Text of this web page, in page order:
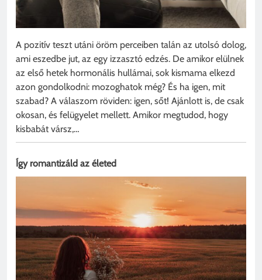
A pozitív teszt utáni öröm perceiben talán az utolsó dolog,
ami eszedbe jut, az egy izzasztó edzés. De amikor elülnek
az első hetek hormonális hullámai, sok kismama elkezd
azon gondolkodni: mozoghatok még? És ha igen, mit
szabad? A válaszom röviden: igen, sőt! Ajánlott is, de csak
okosan, és felügyelet mellett. Amikor megtudod, hogy
kisbabát vársz,…
Így romantizáld az életed